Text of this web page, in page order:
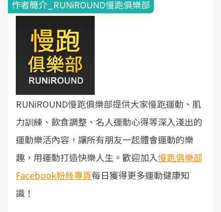
作者簡介_RUNiROUND慢跑俱樂部
RUNiROUND慢跑俱樂部提供大家慢跑運動、肌
力訓練、飲食調整、名人運動心得等深入淺出的
運動樂活內容，讓所有朋友一起體會運動的樂
趣，用運動打造快樂人生。歡迎加入慢跑俱樂部
Facebook粉絲專頁每日獲得更多運動健康知
識！